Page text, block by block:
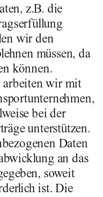
z.B. die
wir den
müssen, da
können.
arbeiten wir mit
bei der
unterstützen.
Daten
an das
soweit
ist. Die